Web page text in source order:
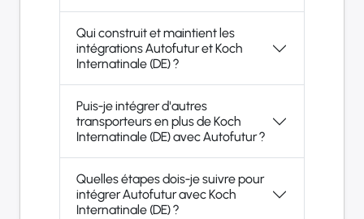
Qui construit et maintient les
intégrations Autofutur et Koch
Internatinale (DE) ?
Puis-je intégrer d'autres
transporteurs en plus de Koch
Internatinale (DE) avec Autofutur ?
Quelles étapes dois-je suivre pour
intégrer Autofutur avec Koch
Internatinale (DE) ?